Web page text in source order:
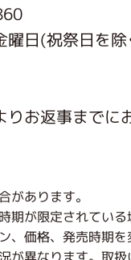
曜日(祝祭日を
お返事までに
あります。
期が限定されてい
、価格、発売時期